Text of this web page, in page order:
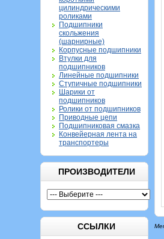
цилиндрическими
роликами
Подшипники
скольжения
(шарнирные)
Корпусные подшипники
Втулки для
подшипников
Линейные подшипники
Ступичные подшипники
Шарики от
подшипников
Ролики от подшипников
Приводные цепи
Подшипниковая смазка
Конвейерная лента на
транспортеры
ПРОИЗВОДИТЕЛИ
ССЫЛКИ